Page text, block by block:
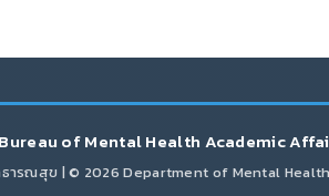
of Mental Health Academic
ารณสุข | © 2026 Department of Mental